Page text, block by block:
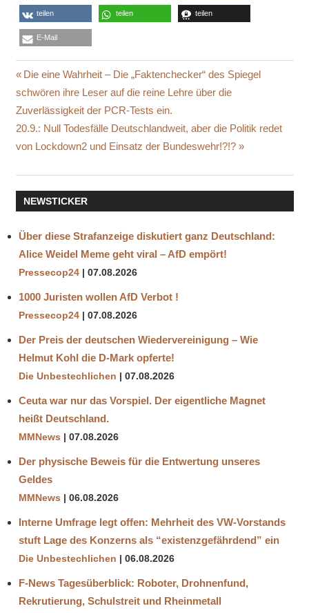
teilen teilen teilen
E-Mail
BESTECHUNG
WCCB
HAFTUNG
INSOLVENZ
1 MILLION
SKANDAL
SMI
Beitragsnavigation
Vorheriger
Beitrag:
Die eine Wahrheit – Die „Faktenchecker“ des Spiegel
schwören ihre Leser auf die reine Lehre über die
Zuverlässigkeit der PCR-Tests ein.
Nächster
Beitrag:
20.9.: Null Todesfälle Deutschlandweit, aber die Politik redet
von Lockdown2 und Einsatz der Bundeswehr!?!?
NEWSTICKER
Über diese Strafanzeige diskutiert ganz Deutschland:
Alice Weidel Meme geht viral – AfD empört!
Pressecop24 07.08.2026
1000 Juristen wollen AfD Verbot !
Pressecop24 07.08.2026
Der Preis der deutschen Wiedervereinigung – Wie
Helmut Kohl die D‑Mark opferte!
Die Unbestechlichen 07.08.2026
Ceuta war nur das Vorspiel. Der eigentliche Magnet
heißt Deutschland.
MMNews 07.08.2026
Der physische Beweis für die Entwertung unseres
Geldes
MMNews 06.08.2026
Interne Umfrage legt offen: Mehrheit des VW-Vorstands
stuft Lage des Konzerns als “existenzgefährdend” ein
Die Unbestechlichen 06.08.2026
F-News Tagesüberblick: Roboter, Drohnenfund,
Rekrutierung, Schulstreit und Rheinmetall